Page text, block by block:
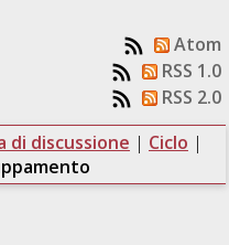
Atom
RSS 1.0
RSS 2.0
di discussione | Ciclo |